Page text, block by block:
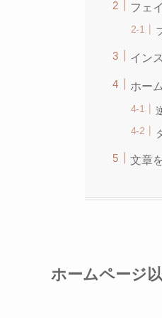
フェ
イン
ホー
文章
ホームページ